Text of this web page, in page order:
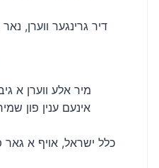
דיר גרינגער ווערן,
מיר אלע ווערן א
אינעם ענין פון
כלל ישראל, אויף א